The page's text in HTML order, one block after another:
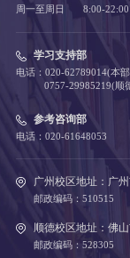
周一至周日 8:00-22:00
学习支持部
电话：020-62789014(本部
0757-29985219(顺
参考咨询部
电话：020-61648053
广州校区地址：广
邮政编码：510515
顺德校区地址：佛
邮政编码：528305